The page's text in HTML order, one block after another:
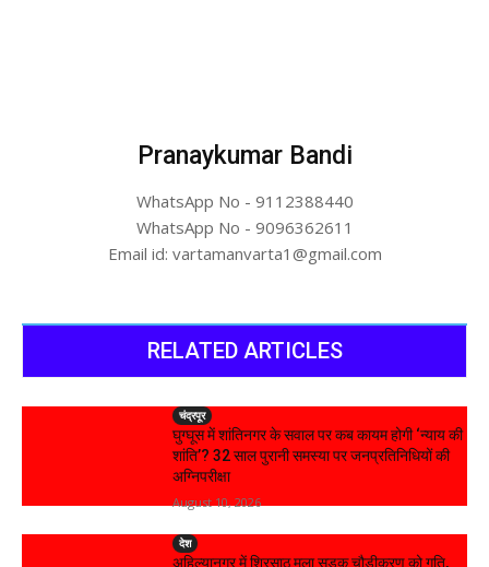
Pranaykumar Bandi
WhatsApp No - 9112388440
WhatsApp No - 9096362611
Email id: vartamanvarta1@gmail.com
RELATED ARTICLES
चंद्रपूर
घुग्घूस में शांतिनगर के सवाल पर कब कायम होगी ‘न्याय की
शांति’? 32 साल पुरानी समस्या पर जनप्रतिनिधियों की
अग्निपरीक्षा
August 10, 2026
देश
अहिल्यानगर में शिरसाठ मला सड़क चौड़ीकरण को गति,